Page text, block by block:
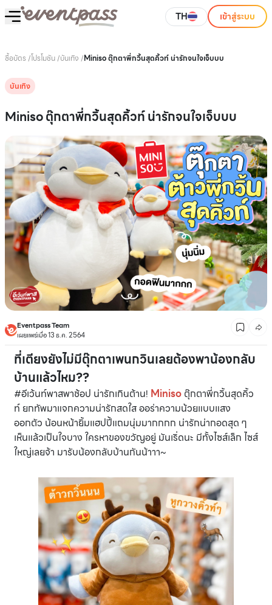
TH เข้าสู่ระบบ
ซื้อบัตร /โปรโมชัน/บันเทิง /Miniso ตุ๊กตาพี่กวิ้นสุดคิ้วท์ น่ารักจนใจเจ็บบบ
บันเทิง
Miniso ตุ๊กตาพี่กวิ้นสุดคิ้วท์ น่ารักจนใจเจ็บบบ
Eventpass Team
เผยแพร่เมื่อ 13 ธ.ค. 2564
ที่เตียงยังไม่มีตุ๊กตาเพนกวินเลยต้องพาน้องกลับ
บ้านแล้วไหม??
#อีเว้นท์พาสพาช้อป น่ารักเกินต้าน! Miniso ตุ๊กตาพี่กวิ้นสุดคิ้ว
ท์ ยกทัพมาแจกความน่ารักสดใส ออร่าความน้วยแบบแสง
ออกตัว น้อนหน้ายิ้มแฮปปี้แถมนุ่มมากกกก น่ารักน่ากอดสุด ๆ
เห็นแล้วเป็นใจบาง ใครหาของขวัญอยู่ มันเริ่ดนะ มีทั้งไซส์เล็ก ไซส์
ใหญ่เลยจ้า มารับน้องกลับบ้านกันน้าาา~